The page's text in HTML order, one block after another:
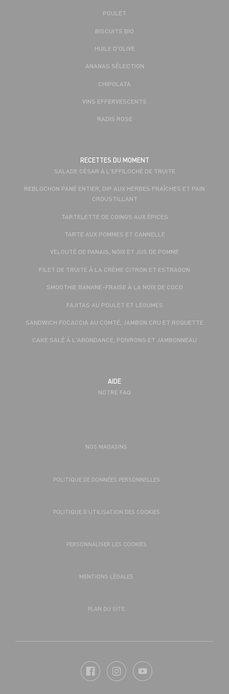
POULET
BISCUITS BIO
HUILE D'OLIVE
ANANAS SÉLECTION
CHIPOLATA
VINS EFFERVESCENTS
RADIS ROSE
RECETTES DU MOMENT
SALADE CÉSAR À L'EFFILOCHÉ DE TRUITE
REBLOCHON PANÉ ENTIER, DIP AUX HERBES FRAÎCHES ET PAIN
CROUSTILLANT
TARTELETTE DE COINGS AUX ÉPICES
TARTE AUX POMMES ET CANNELLE
VELOUTÉ DE PANAIS, NOIX ET JUS DE POMME
FILET DE TRUITE À LA CRÈME CITRON ET ESTRAGON
SMOOTHIE BANANE-FRAISE À LA NOIX DE COCO
FAJITAS AU POULET ET LÉGUMES
SANDWICH FOCACCIA AU COMTÉ, JAMBON CRU ET ROQUETTE
CAKE SALÉ À L'ABONDANCE, POIVRONS ET JAMBONNEAU
AIDE
NOTRE FAQ
NOS MAGASINS
POLITIQUE DE DONNÉES PERSONNELLES
POLITIQUE D’UTILISATION DES COOKIES
PERSONNALISER LES COOKIES
MENTIONS LÉGALES
PLAN DU SITE